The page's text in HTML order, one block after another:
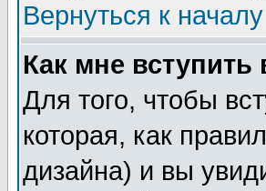
Вернуться к началу
Как мне вступить
Для того, чтобы
которая, как
дизайна) и вы